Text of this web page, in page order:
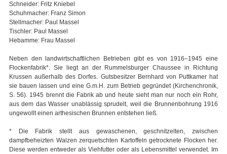
Schneider: Fritz Kniebel
Schuhmacher: Franz Simon
Stellmacher: Paul Massel
Tischler: Paul Massel
Hebamme: Frau Massel
Neben den landwirtschaftlichen Betrieben gibt es von 1916–1945 eine
Flockenfabrik*. Sie liegt an der Rummelsburger Chaussee in Richtung
Krussen außerhalb des Dorfes. Gutsbesitzer Bernhard von Puttkamer hat
sie bauen lassen und eine G.m.H. zum Betrieb gegründet (Kirchenchronik,
S. 56). 1945 brennt die Fabrik ab und heute sieht man nur noch ein Rohr,
aus dem das Wasser unablässig sprudelt, weil die Brunnenbohrung 1916
ungewollt einen arthesischen Brunnen entstehen ließ.
* Die Fabrik stellt aus gewaschenen, geschnitzelten, zwischen
dampfbeheizten Walzen zerquetschten Kartoffeln getrocknete Flocken her.
Diese werden entweder als Viehfutter oder als Lebensmittel verwendet. Im